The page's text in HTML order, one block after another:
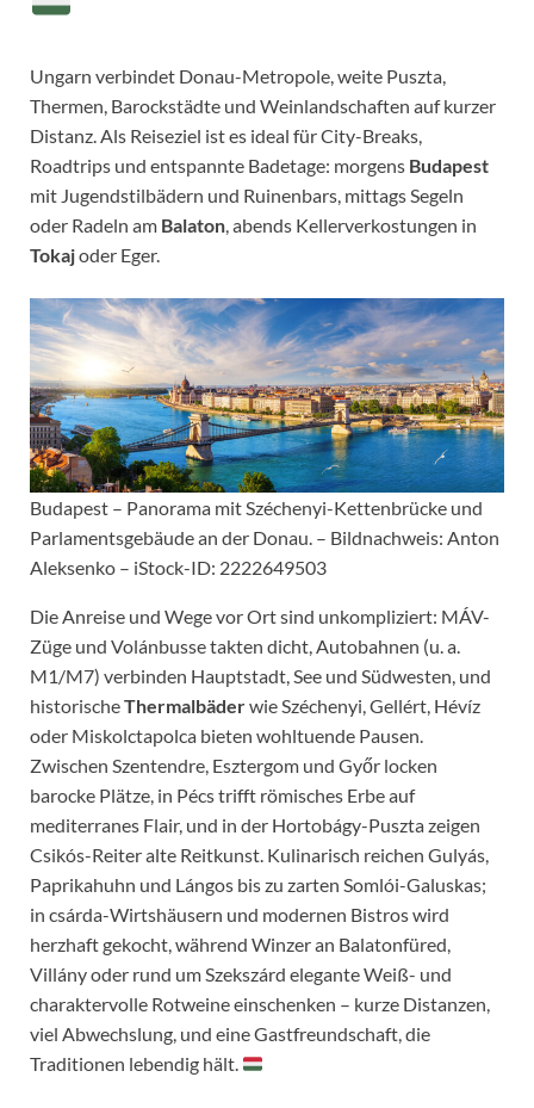
Ungarn verbindet Donau-Metropole, weite Puszta,
Thermen, Barockstädte und Weinlandschaften auf kurzer
Distanz. Als Reiseziel ist es ideal für City-Breaks,
Roadtrips und entspannte Badetage: morgens Budapest
mit Jugendstilbädern und Ruinenbars, mittags Segeln
oder Radeln am Balaton , abends Kellerverkostungen in
Tokajoder Eger.
Budapest – Panorama mit Széchenyi-Kettenbrücke und
Parlamentsgebäude an der Donau. – Bildnachweis: Anton
Aleksenko – iStock-ID: 2222649503
Die Anreise und Wege vor Ort sind unkompliziert: MÁV-
Züge und Volánbusse takten dicht, Autobahnen (u. a.
M1/M7) verbinden Hauptstadt, See und Südwesten, und
historischeThermalbäderwie Széchenyi, Gellért, Hévíz
oder Miskolctapolca bieten wohltuende Pausen.
Zwischen Szentendre, Esztergom und Győr locken
barocke Plätze, in Pécs trifft römisches Erbe auf
mediterranes Flair, und in der Hortobágy-Puszta zeigen
Csikós-Reiter alte Reitkunst. Kulinarisch reichen Gulyás,
Paprikahuhn und Lángos bis zu zarten Somlói-Galuskas;
in csárda-Wirtshäusern und modernen Bistros wird
herzhaft gekocht, während Winzer an Balatonfüred,
Villány oder rund um Szekszárd elegante Weiß- und
charaktervolle Rotweine einschenken – kurze Distanzen,
viel Abwechslung, und eine Gastfreundschaft, die
Traditionen lebendig hält.